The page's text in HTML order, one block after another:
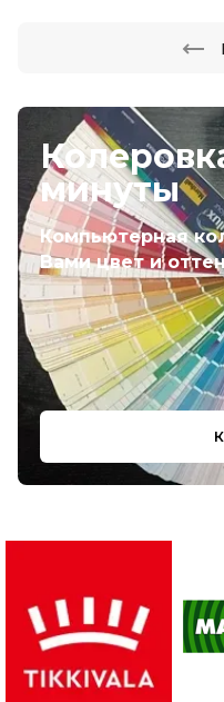
минуты
Компьютерная
Вами цвет и